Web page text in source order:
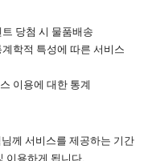
트 당첨 시 물품배송
계학적 특성에 따른 서비스
이용에 대한 통계
께 서비스를 제공하는 기간
이용하게 됩니다.